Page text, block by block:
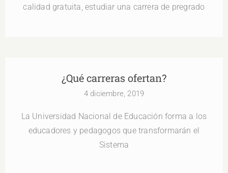
calidad gratuita, estudiar una carrera de pregrado
¿Qué carreras ofertan?
4 diciembre, 2019
La Universidad Nacional de Educación forma a los
educadores y pedagogos que transformarán el
Sistema